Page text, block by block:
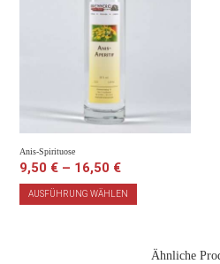
Anis-Spirituose
9,50 € – 16,50 €
AUSFÜHRUNG WÄHLEN
Ähnliche